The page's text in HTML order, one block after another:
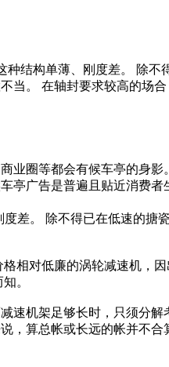
结构单薄、刚度差。 除不
当。 在轴封要求较高的场
业圈等都会有候车亭的身
亭广告是普遍且贴近消费
差。 除不得已在低速的搪
相对低廉的涡轮减速机，
。
机架足够长时，只须分解
，算总帐或长远的帐并不合